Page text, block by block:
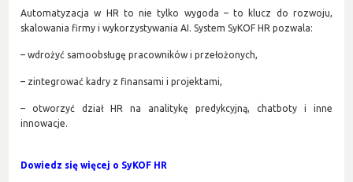
Automatyzacja w HR to nie tylko wygoda – to klucz do rozwoju,
skalowania firmy i wykorzystywania AI. System SyKOF HR pozwala:
– wdrożyć samoobsługę pracowników i przełożonych,
– zintegrować kadry z finansami i projektami,
– otworzyć dział HR na analitykę predykcyjną, chatboty i inne
innowacje.
Dowiedz się więcej o SyKOF HR